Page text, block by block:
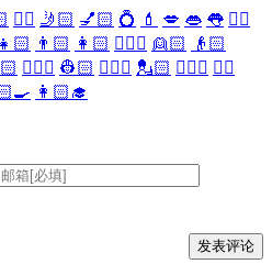
✍🏻 🤳🏻 💅🏻 💍 💄 💋 👄 👅 👂🏻
👧🏻 👨🏻 👩🏻 👱🏻‍♀️ 👱🏻
👴🏻
👷🏻‍♀️ 👷🏻 💂🏻‍♀️ 💂🏻 🕵🏻‍♀️ 🕵🏻
👩🏻‍🎓